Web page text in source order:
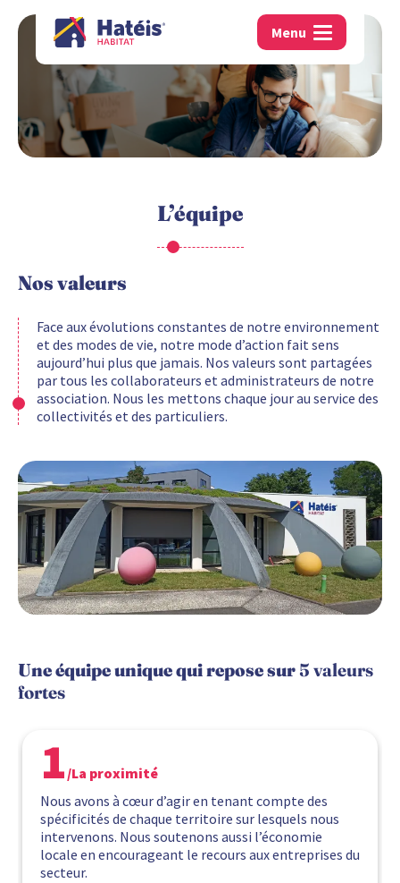
Menu
L’équipe
Nos valeurs
Face aux évolutions constantes de notre environnement
et des modes de vie, notre mode d’action fait sens
aujourd’hui plus que jamais. Nos valeurs sont partagées
par tous les collaborateurs et administrateurs de notre
association. Nous les mettons chaque jour au service des
collectivités et des particuliers.
Une équipe unique qui repose sur 5 valeurs
fortes
1 /La proximité
Nous avons à cœur d’agir en tenant compte des
spécificités de chaque territoire sur lesquels nous
intervenons. Nous soutenons aussi l’économie
locale en encourageant le recours aux entreprises du
secteur.